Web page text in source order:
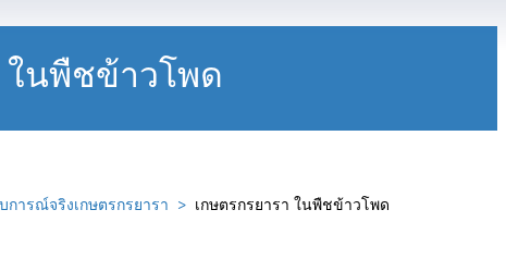
ในพืชข้าวโพด
การณ์จริงเกษตรกรยารา เกษตรกรยารา ในพืชข้าวโพด